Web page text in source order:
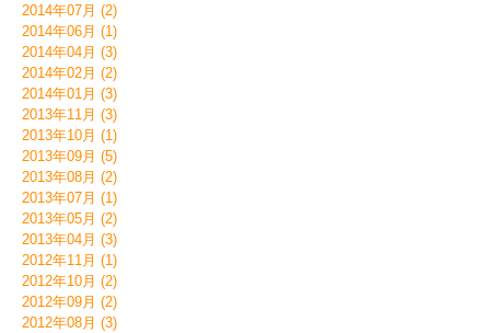
2014年07月 (2)
2014年06月 (1)
2014年04月 (3)
2014年02月 (2)
2014年01月 (3)
2013年11月 (3)
2013年10月 (1)
2013年09月 (5)
2013年08月 (2)
2013年07月 (1)
2013年05月 (2)
2013年04月 (3)
2012年11月 (1)
2012年10月 (2)
2012年09月 (2)
2012年08月 (3)